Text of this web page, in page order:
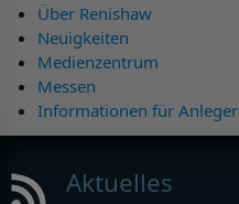
Über Renishaw
Neuigkeiten
Medienzentrum
Messen
Informationen für Anleger
Aktuelles